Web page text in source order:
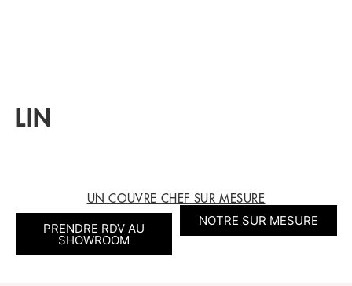
LIN
UN COUVRE CHEF SUR MESURE
PRENDRE RDV AU
SHOWROOM
NOTRE SUR MESURE